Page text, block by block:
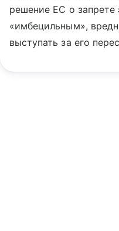
решение ЕС о запрете
«имбецильным»,
выступать за его